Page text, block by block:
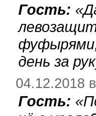
Гость: «
день за
04.12.2018
Гость: «